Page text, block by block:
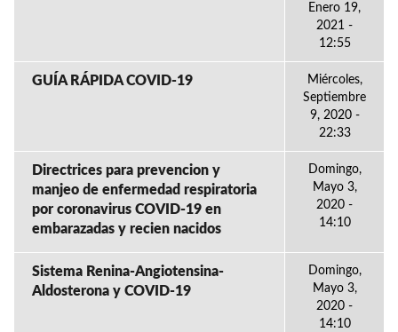
Enero 19,
2021 -
12:55
GUÍA RÁPIDA COVID-19
Miércoles,
Septiembre
9, 2020 -
22:33
Directrices para prevencion y
manjeo de enfermedad respiratoria
por coronavirus COVID-19 en
embarazadas y recien nacidos
Domingo,
Mayo 3,
2020 -
14:10
Sistema Renina-Angiotensina-
Aldosterona y COVID-19
Domingo,
Mayo 3,
2020 -
14:10